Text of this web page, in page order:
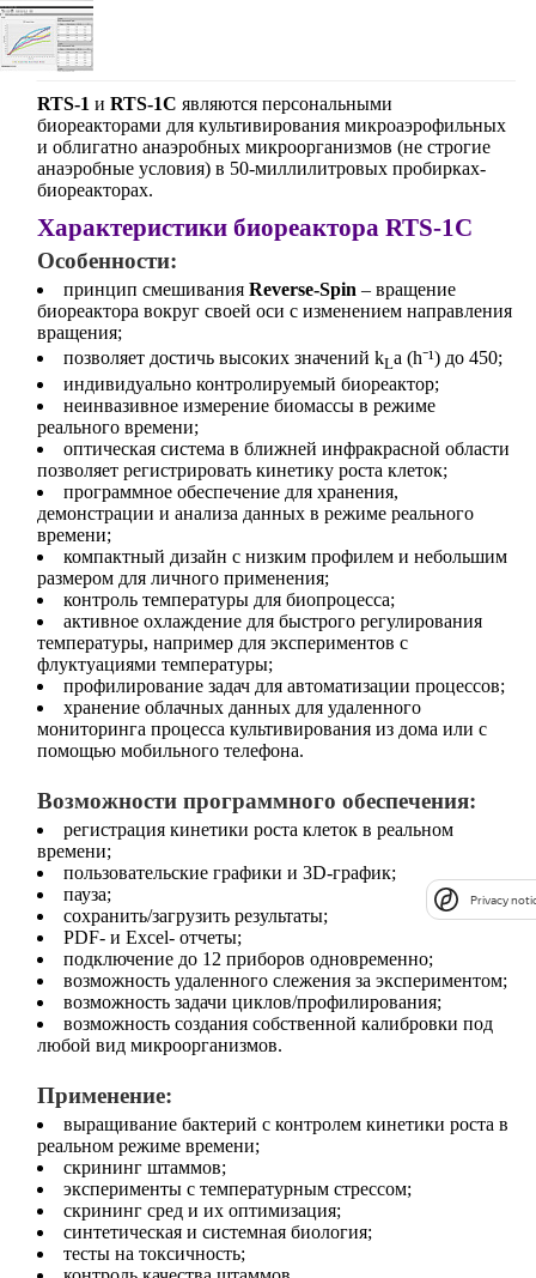
RTS-1 и RTS-1C являются персональными
биореакторами для культивирования микроаэрофильных
и облигатно анаэробных микроорганизмов (не строгие
анаэробные условия) в 50-миллилитровых пробирках-
биореакторах.
Характеристики биореактора RTS-1C
Особенности:
принцип смешивания Reverse-Spin – вращение
биореактора вокруг своей оси с изменением направления
вращения;
позволяет достичь высоких значений kLa (h⁻¹) до 450;
индивидуально контролируемый биореактор;
неинвазивное измерение биомассы в режиме
реального времени;
оптическая система в ближней инфракрасной области
позволяет регистрировать кинетику роста клеток;
программное обеспечение для хранения,
демонстрации и анализа данных в режиме реального
времени;
компактный дизайн с низким профилем и небольшим
размером для личного применения;
контроль температуры для биопроцесса;
активное охлаждение для быстрого регулирования
температуры, например для экспериментов с
флуктуациями температуры;
профилирование задач для автоматизации процессов;
хранение облачных данных для удаленного
мониторинга процесса культивирования из дома или с
помощью мобильного телефона.
Возможности программного обеспечения:
регистрация кинетики роста клеток в реальном
времени;
пользовательские графики и 3D‐график;
пауза;
сохранить/загрузить результаты;
PDF- и Excel- отчеты;
подключение до 12 приборов одновременно;
возможность удаленного слежения за экспериментом;
возможность задачи циклов/профилирования;
возможность создания собственной калибровки под
любой вид микроорганизмов.
Применение:
выращивание бактерий с контролем кинетики роста в
реальном режиме времени;
скрининг штаммов;
эксперименты с температурным стрессом;
скрининг сред и их оптимизация;
синтетическая и системная биология;
тесты на токсичность;
Privacy